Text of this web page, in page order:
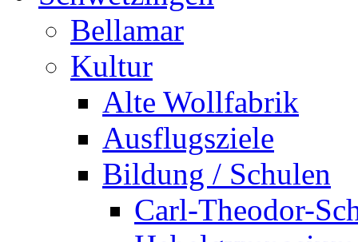
Bellamar
Kultur
Alte Wollfabrik
Ausflugsziele
Bildung / Schulen
Carl-Theodor-